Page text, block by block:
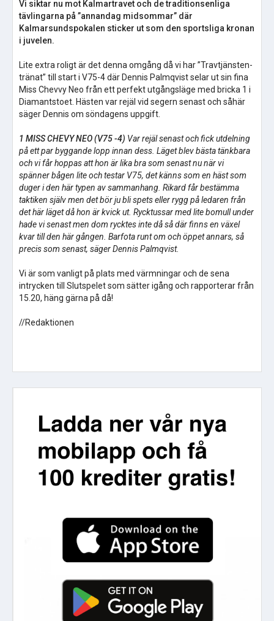
Vi siktar nu mot Kalmartravet och de traditionsenliga
tävlingarna på ”annandag midsommar” där
Kalmarsundspokalen sticker ut som den sportsliga kronan
i juvelen.
Lite extra roligt är det denna omgång då vi har ”Travtjänsten-
tränat” till start i V75-4 där Dennis Palmqvist selar ut sin fina
Miss Chevvy Neo från ett perfekt utgångsläge med bricka 1 i
Diamantstoet. Hästen var rejäl vid segern senast och såhär
säger Dennis om söndagens uppgift.
1 MISS CHEVY NEO (V75 -4) Var rejäl senast och fick utdelning
på ett par byggande lopp innan dess. Läget blev bästa tänkbara
och vi får hoppas att hon är lika bra som senast nu när vi
spänner bågen lite och testar V75, det känns som en häst som
duger i den här typen av sammanhang. Rikard får bestämma
taktiken själv men det bör ju bli spets eller rygg på ledaren från
det här läget då hon är kvick ut. Rycktussar med lite bomull under
hade vi senast men dom rycktes inte då så där finns en växel
kvar till den här gången. Barfota runt om och öppet annars, så
precis som senast, säger Dennis Palmqvist.
Vi är som vanligt på plats med värmningar och de sena
intrycken till Slutspelet som sätter igång och rapporterar från
15.20, häng gärna på då!
//Redaktionen